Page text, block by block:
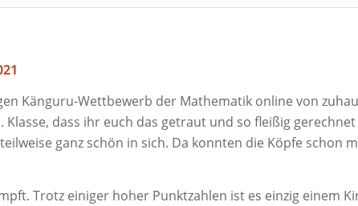
Känguru-Wettbewerb der Mathematik online von
dass ihr euch das getraut und so fleißig
ganz schön in sich. Da konnten die Köpfe schon
Trotz einiger hoher Punktzahlen ist es einzig einem